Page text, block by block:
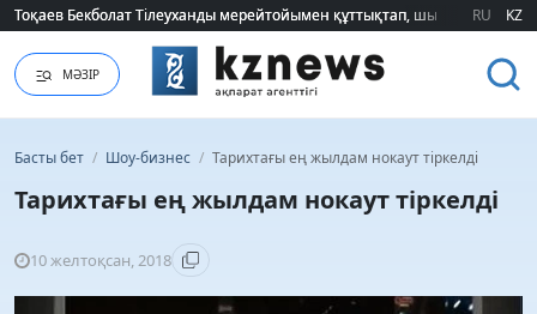
Тоқаев Бекболат Тілеуханды мерейтойымен құттықтап, шығармашылық
Тоқаев Бекболат Тілеуханды мерейтойымен құттықтап, шығармашылық
RU KZ
МӘЗІР
Басты бет / Шоу-бизнес / Тарихтағы ең жылдам нокаут тіркелді
Тарихтағы ең жылдам нокаут тіркелді
10 желтоқсан, 2018